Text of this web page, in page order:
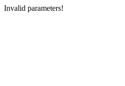
Invalid parameters!